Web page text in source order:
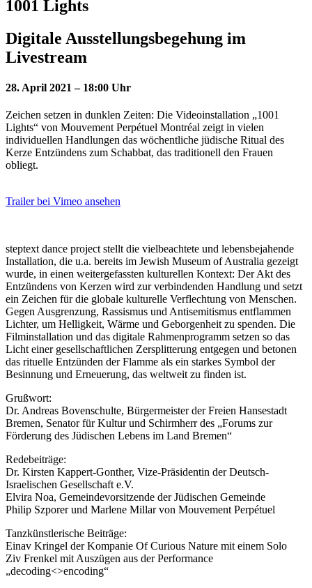
1001 Lights
Digitale Ausstellungsbegehung im
Livestream
28. April 2021 – 18:00 Uhr
Zeichen setzen in dunklen Zeiten: Die Videoinstallation „1001
Lights“ von Mouvement Perpétuel Montréal zeigt in vielen
individuellen Handlungen das wöchentliche jüdische Ritual des
Kerze Entzündens zum Schabbat, das traditionell den Frauen
obliegt.
Trailer bei Vimeo ansehen
steptext dance project stellt die vielbeachtete und lebensbejahende
Installation, die u.a. bereits im Jewish Museum of Australia gezeigt
wurde, in einen weitergefassten kulturellen Kontext: Der Akt des
Entzündens von Kerzen wird zur verbindenden Handlung und setzt
ein Zeichen für die globale kulturelle Verflechtung von Menschen.
Gegen Ausgrenzung, Rassismus und Antisemitismus entflammen
Lichter, um Helligkeit, Wärme und Geborgenheit zu spenden. Die
Filminstallation und das digitale Rahmenprogramm setzen so das
Licht einer gesellschaftlichen Zersplitterung entgegen und betonen
das rituelle Entzünden der Flamme als ein starkes Symbol der
Besinnung und Erneuerung, das weltweit zu finden ist.
Grußwort:
Dr. Andreas Bovenschulte, Bürgermeister der Freien Hansestadt
Bremen, Senator für Kultur und Schirmherr des „Forums zur
Förderung des Jüdischen Lebens im Land Bremen“
Redebeiträge:
Dr. Kirsten Kappert-Gonther, Vize-Präsidentin der Deutsch-
Israelischen Gesellschaft e.V.
Elvira Noa, Gemeindevorsitzende der Jüdischen Gemeinde
Philip Szporer und Marlene Millar von Mouvement Perpétuel
Tanzkünstlerische Beiträge:
Einav Kringel der Kompanie Of Curious Nature mit einem Solo
Ziv Frenkel mit Auszügen aus der Performance
„decoding<>encoding“